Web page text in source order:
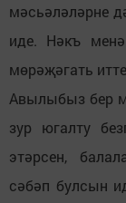
мәсьәләләрне
иде. Нәкъ
мөрәҗәгать
Авылыбыз бер
зур югалту
этәрсен,
сәбәп булсын